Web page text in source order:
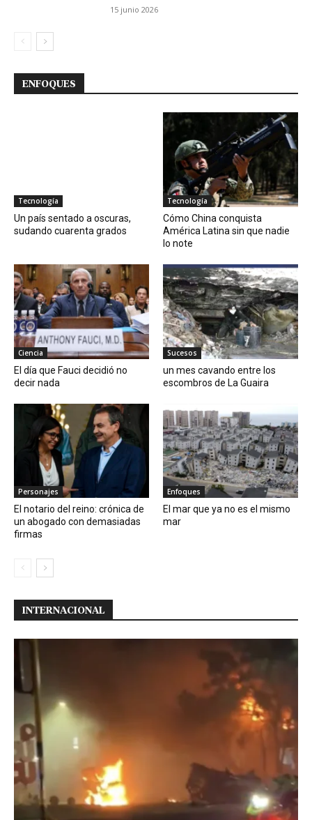
15 junio 2026
ENFOQUES
Tecnología
Un país sentado a oscuras,
sudando cuarenta grados
Tecnología
Cómo China conquista
América Latina sin que nadie
lo note
Ciencia
El día que Fauci decidió no
decir nada
Sucesos
un mes cavando entre los
escombros de La Guaira
Personajes
El notario del reino: crónica de
un abogado con demasiadas
firmas
Enfoques
El mar que ya no es el mismo
mar
INTERNACIONAL